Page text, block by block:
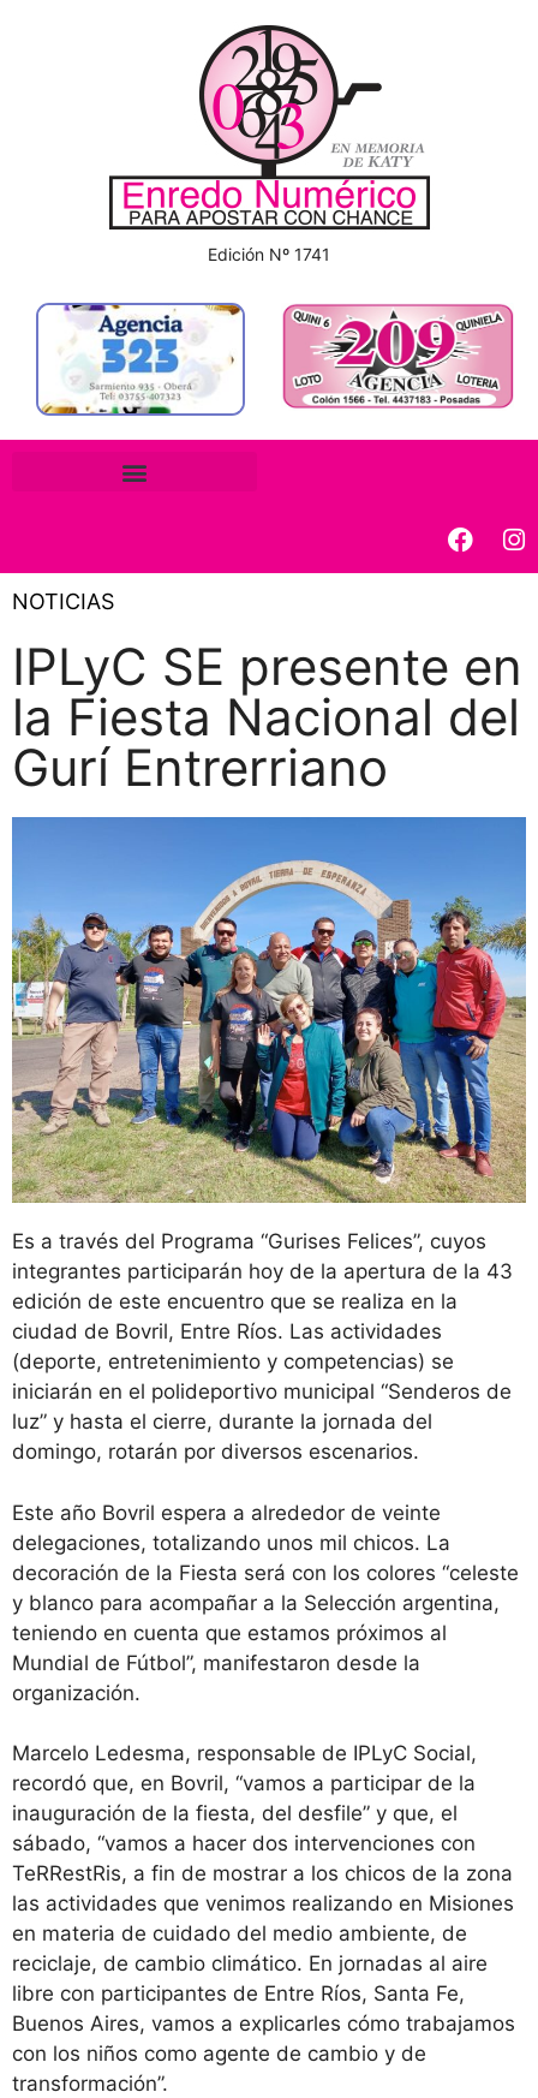
Edición Nº 1741
NOTICIAS
IPLyC SE presente en
la Fiesta Nacional del
Gurí Entrerriano
Es a través del Programa “Gurises Felices”, cuyos
integrantes participarán hoy de la apertura de la 43
edición de este encuentro que se realiza en la
ciudad de Bovril, Entre Ríos. Las actividades
(deporte, entretenimiento y competencias) se
iniciarán en el polideportivo municipal “Senderos de
luz” y hasta el cierre, durante la jornada del
domingo, rotarán por diversos escenarios.
Este año Bovril espera a alrededor de veinte
delegaciones, totalizando unos mil chicos. La
decoración de la Fiesta será con los colores “celeste
y blanco para acompañar a la Selección argentina,
teniendo en cuenta que estamos próximos al
Mundial de Fútbol”, manifestaron desde la
organización.
Marcelo Ledesma, responsable de IPLyC Social,
recordó que, en Bovril, “vamos a participar de la
inauguración de la fiesta, del desfile” y que, el
sábado, “vamos a hacer dos intervenciones con
TeRRestRis, a fin de mostrar a los chicos de la zona
las actividades que venimos realizando en Misiones
en materia de cuidado del medio ambiente, de
reciclaje, de cambio climático. En jornadas al aire
libre con participantes de Entre Ríos, Santa Fe,
Buenos Aires, vamos a explicarles cómo trabajamos
con los niños como agente de cambio y de
transformación”.